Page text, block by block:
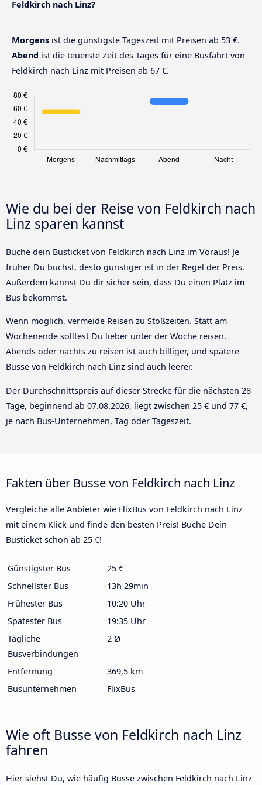
Feldkirch nach Linz?
Morgens ist die günstigste Tageszeit mit Preisen ab 53 €.
Abend ist die teuerste Zeit des Tages für eine Busfahrt von
Feldkirch nach Linz mit Preisen ab 67 €.
Wie du bei der Reise von Feldkirch nach
Linz sparen kannst
Buche dein Busticket von Feldkirch nach Linz im Voraus! Je
früher Du buchst, desto günstiger ist in der Regel der Preis.
Außerdem kannst Du dir sicher sein, dass Du einen Platz im
Bus bekommst.
Wenn möglich, vermeide Reisen zu Stoßzeiten. Statt am
Wochenende solltest Du lieber unter der Woche reisen.
Abends oder nachts zu reisen ist auch billiger, und spätere
Busse von Feldkirch nach Linz sind auch leerer.
Der Durchschnittspreis auf dieser Strecke für die nächsten 28
Tage, beginnend ab 07.08.2026, liegt zwischen 25 € und 77 €,
je nach Bus-Unternehmen, Tag oder Tageszeit.
Fakten über Busse von Feldkirch nach Linz
Vergleiche alle Anbieter wie FlixBus von Feldkirch nach Linz
mit einem Klick und finde den besten Preis! Buche Dein
Busticket schon ab 25 €!
Günstigster Bus
25 €
Schnellster Bus
13h 29min
Frühester Bus
10:20 Uhr
Spätester Bus
19:35 Uhr
Tägliche
Busverbindungen
2 Ø
Entfernung
369,5 km
Busunternehmen
FlixBus
Wie oft Busse von Feldkirch nach Linz
fahren
Hier siehst Du, wie häufig Busse zwischen Feldkirch nach Linz